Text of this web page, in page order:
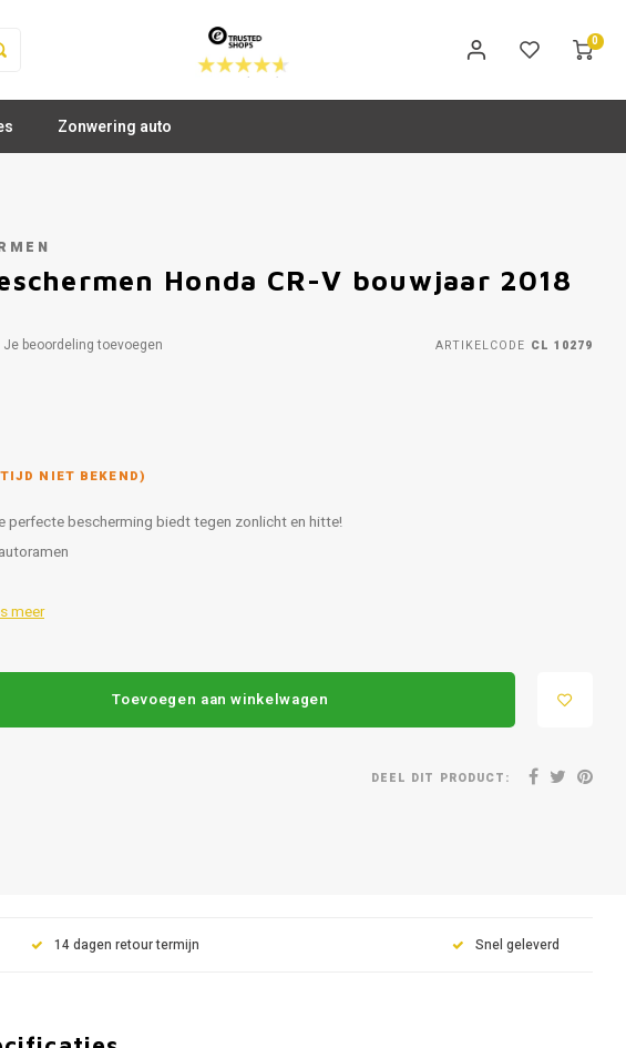
0
Zonwering auto
Honda CR-V bouwjaar 2018
Je beoordeling toevoegen ARTIKELCODE CL 10279
NIET BEKEND)
perfecte bescherming biedt tegen zonlicht en hitte!
meer
Toevoegen aan winkelwagen
DEEL DIT PRODUCT:
14 dagen retour termijn Snel geleverd